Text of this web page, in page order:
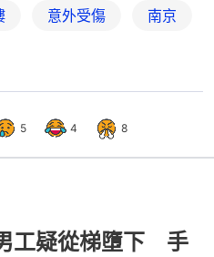
意外受傷 南京
5 4 8
工疑從梯墮下 手